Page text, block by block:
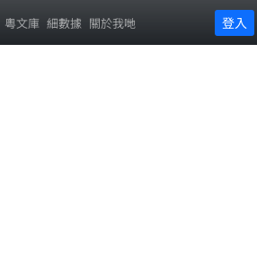
粵文庫 細數據 關於我哋 登入